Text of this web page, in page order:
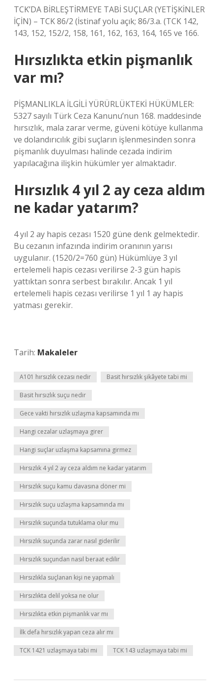
TCK’DA BİRLEŞTİRMEYE TABİ SUÇLAR (YETİŞKİNLER
İÇİN) – TCK 86/2 (İstinaf yolu açık; 86/3.a. (TCK 142,
143, 152, 152/2, 158, 161, 162, 163, 164, 165 ve 166.
Hırsızlıkta etkin pişmanlık
var mı?
PİŞMANLIKLA İLGİLİ YÜRÜRLÜKTEKİ HÜKÜMLER:
5327 sayılı Türk Ceza Kanunu’nun 168. maddesinde
hırsızlık, mala zarar verme, güveni kötüye kullanma
ve dolandırıcılık gibi suçların işlenmesinden sonra
pişmanlık duyulması halinde cezada indirim
yapılacağına ilişkin hükümler yer almaktadır.
Hırsızlık 4 yıl 2 ay ceza aldım
ne kadar yatarım?
4 yıl 2 ay hapis cezası 1520 güne denk gelmektedir.
Bu cezanın infazında indirim oranının yarısı
uygulanır. (1520/2=760 gün) Hükümlüye 3 yıl
ertelemeli hapis cezası verilirse 2-3 gün hapis
yattıktan sonra serbest bırakılır. Ancak 1 yıl
ertelemeli hapis cezası verilirse 1 yıl 1 ay hapis
yatması gerekir.
Tarih: Makaleler
A101 hırsızlık cezası nedir Basit hırsızlık şikâyete tabi mi
Basit hırsızlık suçu nedir
Gece vakti hırsızlık uzlaşma kapsamında mı
Hangi cezalar uzlaşmaya girer
Hangi suçlar uzlaşma kapsamına girmez
Hırsızlık 4 yıl 2 ay ceza aldım ne kadar yatarım
Hırsızlık suçu kamu davasına döner mi
Hırsızlık suçu uzlaşma kapsamında mı
Hırsızlık suçunda tutuklama olur mu
Hırsızlık suçunda zarar nasıl giderilir
Hırsızlık suçundan nasıl beraat edilir
Hırsızlıkla suçlanan kişi ne yapmalı
Hırsızlıkta delil yoksa ne olur
Hırsızlıkta etkin pişmanlık var mı
İlk defa hırsızlık yapan ceza alır mı
TCK 1421 uzlaşmaya tabi mi TCK 143 uzlaşmaya tabi mi